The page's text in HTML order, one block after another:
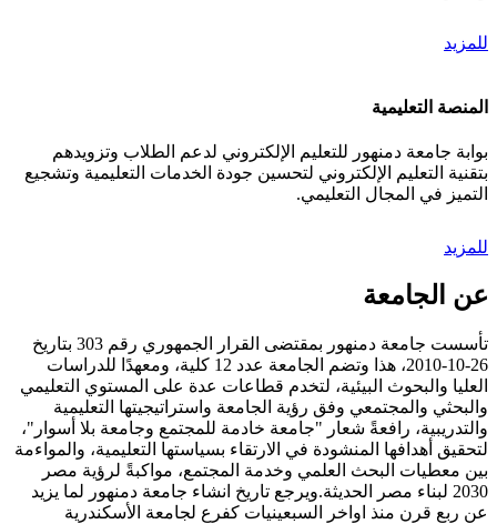
للمزيد
المنصة التعليمية
بوابة جامعة دمنهور للتعليم الإلكتروني لدعم الطلاب وتزويدهم
بتقنية التعليم الإلكتروني لتحسين جودة الخدمات التعليمية وتشجيع
التميز في المجال التعليمي.
للمزيد
عن الجامعة
تأسست جامعة دمنهور بمقتضى القرار الجمهوري رقم 303 بتاريخ
26-10-2010، هذا وتضم الجامعة عدد 12 كلية، ومعهدًا للدراسات
العليا والبحوث البيئية، لتخدم قطاعات عدة على المستوي التعليمي
والبحثي والمجتمعي وفق رؤية الجامعة واستراتيجيتها التعليمية
والتدريبية، رافعةً شعار "جامعة خادمة للمجتمع وجامعة بلا أسوار"،
لتحقيق أهدافها المنشودة في الارتقاء بسياستها التعليمية، والمواءمة
بين معطيات البحث العلمي وخدمة المجتمع، مواكبةً لرؤية مصر
2030 لبناء مصر الحديثة.ويرجع تاريخ انشاء جامعة دمنهور لما يزيد
عن ربع قرن منذ اواخر السبعينيات كفرع لجامعة الأسكندرية